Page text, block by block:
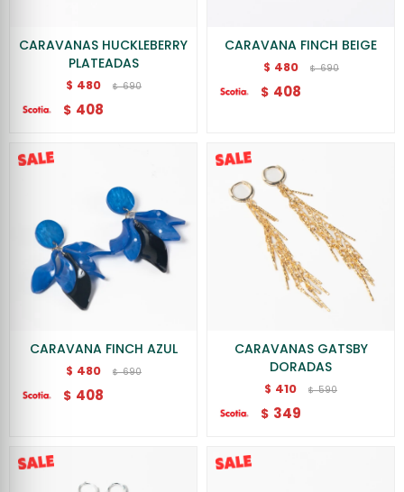
CARAVANAS HUCKLEBERRY
PLATEADAS
$ 480 $ 690
$ 408
CARAVANA FINCH BEIGE
$ 480 $ 690
$ 408
CARAVANA FINCH AZUL
$ 480 $ 690
$ 408
CARAVANAS GATSBY
DORADAS
$ 410 $ 590
$ 349